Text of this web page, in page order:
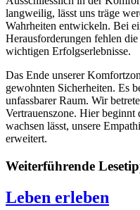
langweilig, lässt uns träge
Wahrheiten entwickeln. Bei
Herausforderungen fehlen
wichtigen Erfolgserlebnisse.
Das Ende unserer
gewohnten Sicherheiten. Es
unfassbarer Raum. Wir
Vertrauenszone. Hier beginnt
wachsen lässt, unsere
erweitert.
Weiterführende
Leben erleben